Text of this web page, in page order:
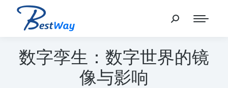
数字孪生：数字世界的镜
像与影响